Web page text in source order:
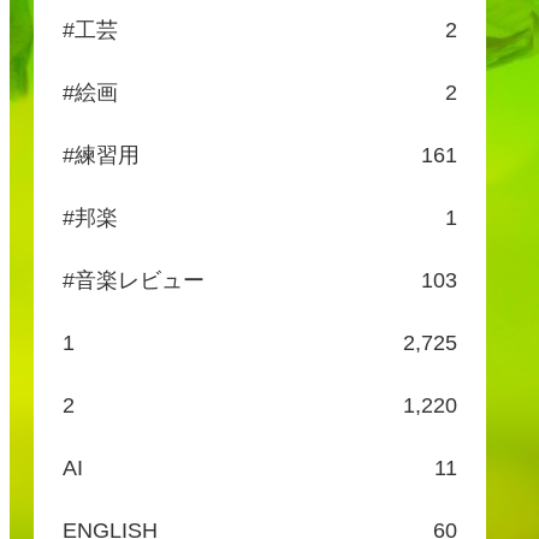
#工芸 2
#絵画 2
#練習用 161
#邦楽 1
#音楽レビュー 103
1 2,725
2 1,220
AI 11
ENGLISH 60